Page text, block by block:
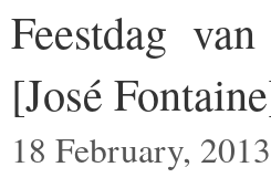
Feestdag
[José
18 February, 2013